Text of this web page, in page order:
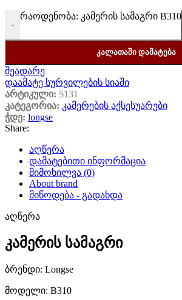
-
რაოდენობა: კამერის სამაგრი B310
ᲙᲐᲚᲐᲗᲐᲨᲘ ᲓᲐᲛᲐᲢᲔᲑᲐ
შეადარე
დაამატე სურვილების სიაში
არტიკული: 5131
კატეგორია: კამერების აქსესუარები
ჭდე: longse
Share:
აღწერა
დამატებითი ინფორმაცია
მიმოხილვა (0)
About brand
მიწოდება - გადახდა
აღწერა
კამერის სამაგრი
ბრენდი: Longse
მოდელი: B310